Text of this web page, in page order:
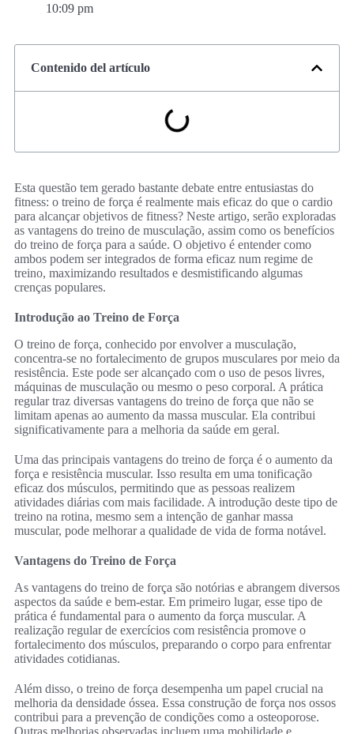
10:09 pm
Contenido del artículo
Esta questão tem gerado bastante debate entre entusiastas do
fitness: o treino de força é realmente mais eficaz do que o cardio
para alcançar objetivos de fitness? Neste artigo, serão exploradas
as vantagens do treino de musculação, assim como os benefícios
do treino de força para a saúde. O objetivo é entender como
ambos podem ser integrados de forma eficaz num regime de
treino, maximizando resultados e desmistificando algumas
crenças populares.
Introdução ao Treino de Força
O treino de força, conhecido por envolver a musculação,
concentra-se no fortalecimento de grupos musculares por meio da
resistência. Este pode ser alcançado com o uso de pesos livres,
máquinas de musculação ou mesmo o peso corporal. A prática
regular traz diversas vantagens do treino de força que não se
limitam apenas ao aumento da massa muscular. Ela contribui
significativamente para a melhoria da saúde em geral.
Uma das principais vantagens do treino de força é o aumento da
força e resistência muscular. Isso resulta em uma tonificação
eficaz dos músculos, permitindo que as pessoas realizem
atividades diárias com mais facilidade. A introdução deste tipo de
treino na rotina, mesmo sem a intenção de ganhar massa
muscular, pode melhorar a qualidade de vida de forma notável.
Vantagens do Treino de Força
As vantagens do treino de força são notórias e abrangem diversos
aspectos da saúde e bem-estar. Em primeiro lugar, esse tipo de
prática é fundamental para o aumento da força muscular. A
realização regular de exercícios com resistência promove o
fortalecimento dos músculos, preparando o corpo para enfrentar
atividades cotidianas.
Além disso, o treino de força desempenha um papel crucial na
melhoria da densidade óssea. Essa construção de força nos ossos
contribui para a prevenção de condições como a osteoporose.
Outras melhorias observadas incluem uma mobilidade e